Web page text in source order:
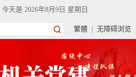
今天是 2026年8月9日 星期日
繁體 无障碍浏览